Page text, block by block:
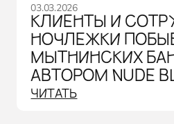
03.03.2026
КЛИЕНТЫ И
НОЧЛЕЖКИ
МЫТНИНСКИХ
АВТОРОМ NUDE
ЧИТАТЬ